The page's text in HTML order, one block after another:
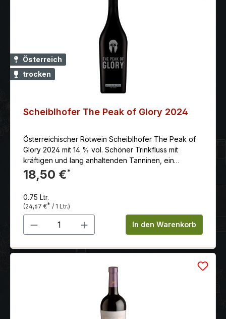
Österreich
trocken
Scheiblhofer The Peak of Glory 2024
Österreichischer Rotwein Scheiblhofer The Peak of
Glory 2024 mit 14 % vol. Schöner Trinkfluss mit
kräftigen und lang anhaltenden Tanninen, ein
vielseitiger Speisenbegleiter, moderner Stil.
18,50 €*
0.75 Ltr.
(24,67 €* / 1 Ltr.)
Produkt Anzahl: Gib denIn den Warenkorb